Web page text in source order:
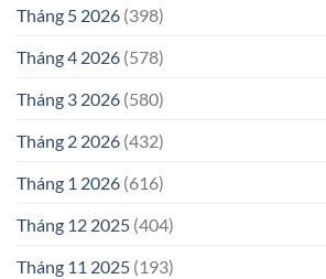
Tháng 5 2026 (398)
Tháng 4 2026 (578)
Tháng 3 2026 (580)
Tháng 2 2026 (432)
Tháng 1 2026 (616)
Tháng 12 2025 (404)
Tháng 11 2025 (193)